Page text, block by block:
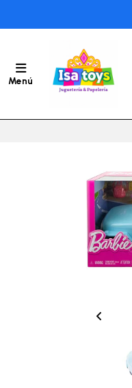
Menú